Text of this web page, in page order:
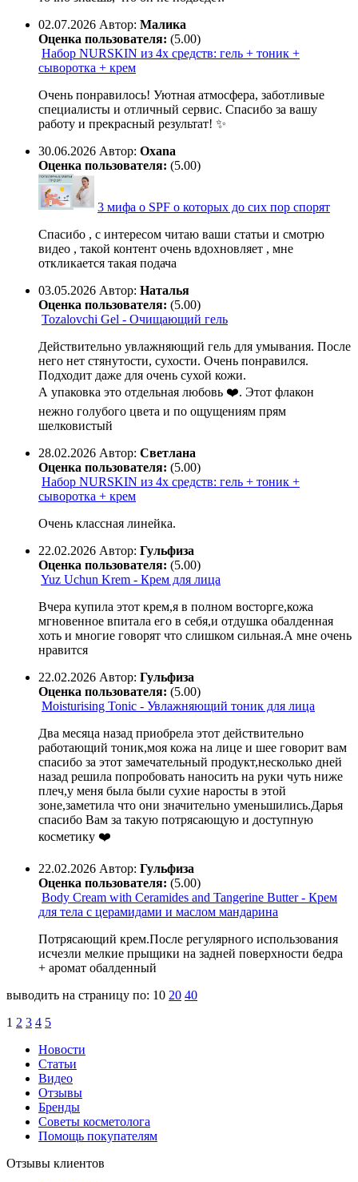
02.07.2026 Автор: Малика
Оценка пользователя: (5.00)
Набор NURSKIN из 4х средств: гель + тоник +
сыворотка + крем
Очень понравилось! Уютная атмосфера, заботливые
специалисты и отличный сервис. Спасибо за вашу
работу и прекрасный результат! ✨
30.06.2026 Автор: Oxana
Оценка пользователя: (5.00)
3 мифа о SPF о которых до сих пор спорят
Спасибо , с интересом читаю ваши статьи и смотрю
видео , такой контент очень вдохновляет , мне
откликается такая подача
03.05.2026 Автор: Наталья
Оценка пользователя: (5.00)
Tozalovchi Gel - Очищающий гель
Действительно увлажняющий гель для умывания. После
него нет стянутости, сухости. Очень понравился.
Подходит даже для очень сухой кожи.
А упаковка это отдельная любовь ❤️. Этот флакон
нежно голубого цвета и по ощущениям прям
шелковистый
28.02.2026 Автор: Светлана
Оценка пользователя: (5.00)
Набор NURSKIN из 4х средств: гель + тоник +
сыворотка + крем
Очень классная линейка.
22.02.2026 Автор: Гульфиза
Оценка пользователя: (5.00)
Yuz Uchun Krem - Крем для лица
Вчера купила этот крем,я в полном восторге,кожа
мгновенное впитала его в себя,и отдушка обалденная
хоть и многие говорят что слишком сильная.А мне очень
нравится
22.02.2026 Автор: Гульфиза
Оценка пользователя: (5.00)
Moisturising Tonic - Увлажняющий тоник для лица
Два месяца назад приобрела этот действительно
работающий тоник,моя кожа на лице и шее говорит вам
спасибо за этот замечательный продукт,несколько дней
назад решила попробовать наносить на руки чуть ниже
плеч,у меня была были сухие наросты в этой
зоне,заметила что они значительно уменьшились.Дарья
спасибо Вам за такую потрясающую и доступную
косметику ❤️
22.02.2026 Автор: Гульфиза
Оценка пользователя: (5.00)
Body Cream with Ceramides and Tangerine Butter - Крем
для тела с церамидами и маслом мандарина
Потрясающий крем.После регулярного использования
исчезли мелкие прыщики на задней поверхности бедра
+ аромат обалденный
выводить на страницу по: 10 20 40
1 2 3 4 5
Новости
Статьи
Видео
Отзывы
Бренды
Советы косметолога
Помощь покупателям
Отзывы клиентов